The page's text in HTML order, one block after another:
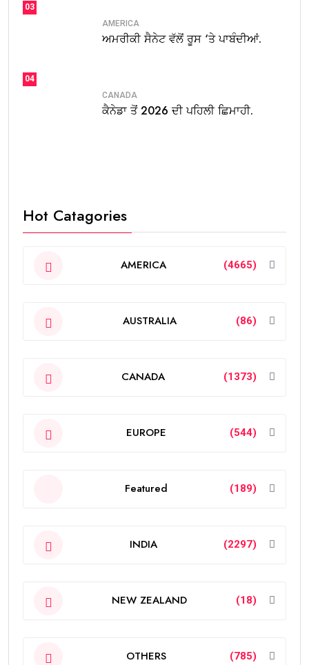
03
AMERICA
ਅਮਰੀਕੀ ਸੈਨੇਟ ਵੱਲੋਂ ਰੂਸ ‘ਤੇ ਪਾਬੰਦੀਆਂ.
04
CANADA
ਕੈਨੇਡਾ ਤੋਂ 2026 ਦੀ ਪਹਿਲੀ ਛਿਮਾਹੀ.
Hot Catagories
AMERICA (4665)
AUSTRALIA (86)
CANADA (1373)
EUROPE (544)
Featured (189)
INDIA (2297)
NEW ZEALAND (18)
OTHERS (785)